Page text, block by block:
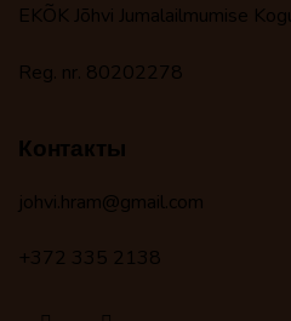
EKÕK Jõhvi Jumalailmumise
Reg. nr. 80202278
Контакты
johvi.hram@gmail.com
+372 335 2138